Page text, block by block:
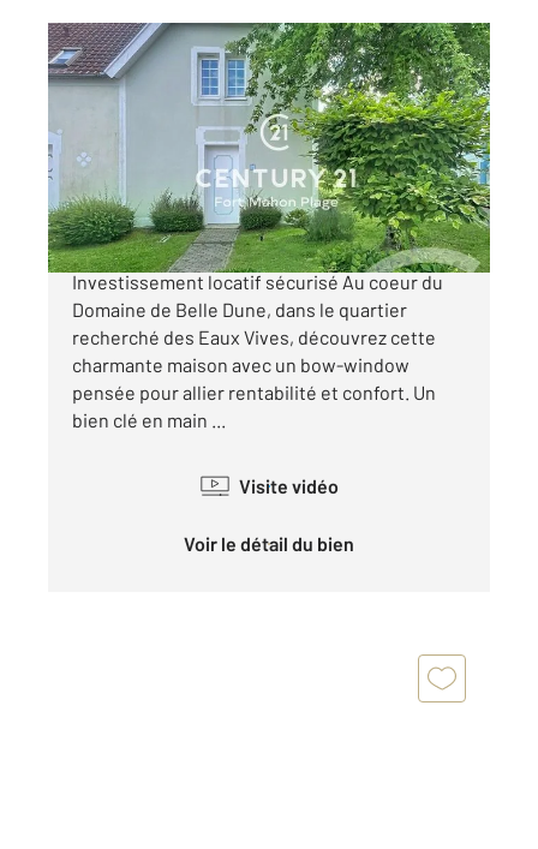
FORT MAHON PLAGE 80
43,07 m2
, 3 pièces
Ref : 406
Maison à vendre
157 000 €
FORT MAHON PLAGE - BELLE DUNE
Investissement locatif sécurisé Au coeur du
Domaine de Belle Dune, dans le quartier
recherché des Eaux Vives, découvrez cette
charmante maison avec un bow-window
pensée pour allier rentabilité et confort. Un
bien clé en main ...
Visite vidéo
Voir le détail du bien